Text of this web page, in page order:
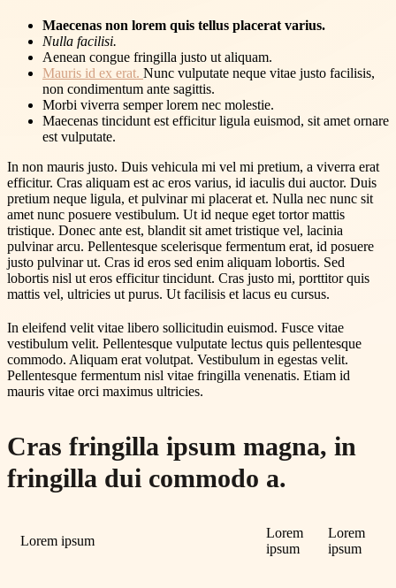
Maecenas non lorem quis tellus placerat varius.
Nulla facilisi.
Aenean congue fringilla justo ut aliquam.
Mauris id ex erat. Nunc vulputate neque vitae justo facilisis,
non condimentum ante sagittis.
Morbi viverra semper lorem nec molestie.
Maecenas tincidunt est efficitur ligula euismod, sit amet ornare
est vulputate.
In non mauris justo. Duis vehicula mi vel mi pretium, a viverra erat
efficitur. Cras aliquam est ac eros varius, id iaculis dui auctor. Duis
pretium neque ligula, et pulvinar mi placerat et. Nulla nec nunc sit
amet nunc posuere vestibulum. Ut id neque eget tortor mattis
tristique. Donec ante est, blandit sit amet tristique vel, lacinia
pulvinar arcu. Pellentesque scelerisque fermentum erat, id posuere
justo pulvinar ut. Cras id eros sed enim aliquam lobortis. Sed
lobortis nisl ut eros efficitur tincidunt. Cras justo mi, porttitor quis
mattis vel, ultricies ut purus. Ut facilisis et lacus eu cursus.
In eleifend velit vitae libero sollicitudin euismod. Fusce vitae
vestibulum velit. Pellentesque vulputate lectus quis pellentesque
commodo. Aliquam erat volutpat. Vestibulum in egestas velit.
Pellentesque fermentum nisl vitae fringilla venenatis. Etiam id
mauris vitae orci maximus ultricies.
Cras fringilla ipsum magna, in
fringilla dui commodo a.
Lorem ipsum
Lorem
ipsum
Lorem
ipsum